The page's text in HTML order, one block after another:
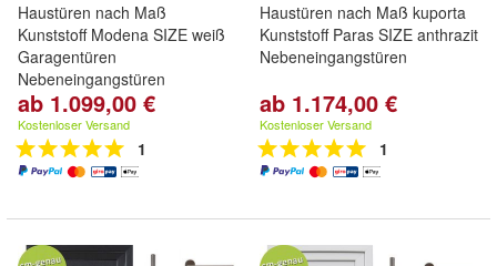
Haustüren nach Maß
Kunststoff Modena SIZE weiß
Garagentüren
Nebeneingangstüren
ab 1.099,00 €
Kostenloser Versand
1
Haustüren nach Maß kuporta
Kunststoff Paras SIZE anthrazit
Nebeneingangstüren
ab 1.174,00 €
Kostenloser Versand
1